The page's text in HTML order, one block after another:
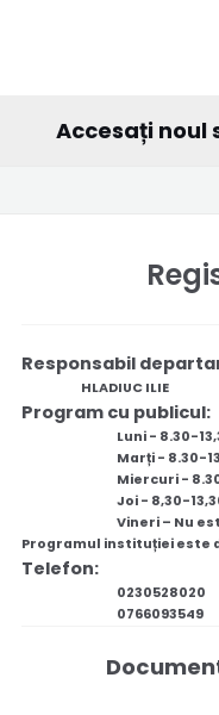
Accesați noul
Responsabil
HLADIUC ILIE
Program cu publicul:
Luni - 8.30-
Marți - 8.30-
Miercuri -
Joi - 8,30-
Vineri – Nu
Programul instituției este
Telefon:
0230528020
0766093549